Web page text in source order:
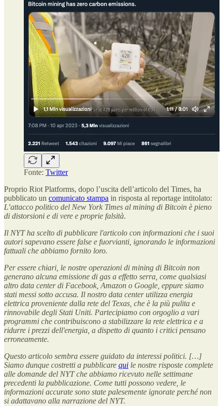
Fonte: Twitter
Proprio Riot Platforms, dopo l’uscita dell’articolo del Times, ha
pubblicato un comunicato stampa in risposta al reportage intitolato:
L’attacco politico del New York Times al mining di Bitcoin è pieno
di distorsioni e di vere e proprie falsità.
Il NYT ha scelto di pubblicare l'articolo con informazioni che i suoi
autori sapevano essere false e fuorvianti, ignorando le informazioni
fattuali che abbiamo fornito loro.
Per essere chiari, le nostre operazioni di mining di Bitcoin non
generano alcuna emissione di gas a effetto serra, come qualsiasi
altro data center di Facebook, Amazon o Google, eppure siamo
stati messi sotto accusa. Il nostro data center utilizza energia
elettrica proveniente dalla rete del Texas, che è la più pulita e
rinnovabile degli Stati Uniti. Partecipiamo con orgoglio a vari
programmi che contribuiscono a stabilizzare la rete elettrica e a
ridurre i prezzi dell'energia, a dispetto di quanto i critici pensano
erroneamente.
Questo articolo sembra essere guidato da interessi politici. […]
Siamo dunque costretti a pubblicare qui le nostre risposte complete
alle domande del NYT che abbiamo ricevuto nelle settimane
precedenti la pubblicazione. Come tutti possono vedere, le
informazioni accurate sono state palesemente ignorate perché non
si adattavano alla narrazione del NYT.